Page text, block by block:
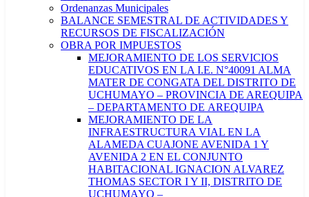
Ordenanzas Municipales
BALANCE SEMESTRAL DE ACTIVIDADES Y
RECURSOS DE FISCALIZACIÓN
OBRA POR IMPUESTOS
MEJORAMIENTO DE LOS SERVICIOS
EDUCATIVOS EN LA I.E. N°40091 ALMA
MATER DE CONGATA DEL DISTRITO DE
UCHUMAYO – PROVINCIA DE AREQUIPA
– DEPARTAMENTO DE AREQUIPA
MEJORAMIENTO DE LA
INFRAESTRUCTURA VIAL EN LA
ALAMEDA CUAJONE AVENIDA 1 Y
AVENIDA 2 EN EL CONJUNTO
HABITACIONAL IGNACION ALVAREZ
THOMAS SECTOR I Y II, DISTRITO DE
UCHUMAYO –